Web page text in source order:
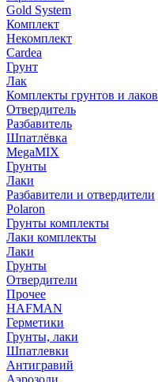
Gold System
Комплект
Некомплект
Cardea
Грунт
Лак
Комплекты грунтов и лаков
Отвердитель
Разбавитель
Шпатлёвка
MegaMIX
Грунты
Лаки
Разбавители и отвердители
Polaron
Грунты комплекты
Лаки комплекты
Лаки
Грунты
Отвердители
Прочее
HAFMAN
Герметики
Грунты, лаки
Шпатлевки
Антигравий
Аэрозоли